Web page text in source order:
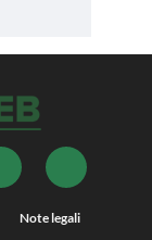
Note legali